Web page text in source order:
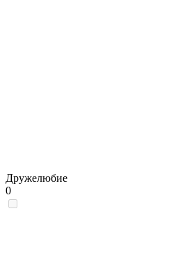
Дружелюбие
0